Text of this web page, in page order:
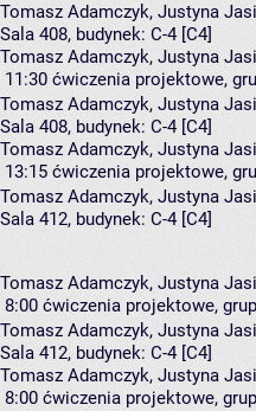
Tomasz Adamczyk, Justyna
Sala 408, budynek: C-4 [C4]
Tomasz Adamczyk, Justyna
11:30 ćwiczenia projektowe,
Tomasz Adamczyk, Justyna
Sala 408, budynek: C-4 [C4]
Tomasz Adamczyk, Justyna
13:15 ćwiczenia projektowe,
Tomasz Adamczyk, Justyna
Sala 412, budynek: C-4 [C4]
Tomasz Adamczyk, Justyna
8:00 ćwiczenia projektowe,
Tomasz Adamczyk, Justyna
Sala 412, budynek: C-4 [C4]
Tomasz Adamczyk, Justyna
8:00 ćwiczenia projektowe,